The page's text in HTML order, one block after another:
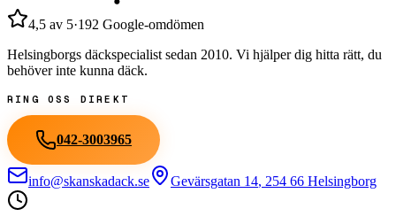
4,5 av 5·192 Google-omdömen
Helsingborgs däckspecialist sedan 2010. Vi hjälper dig hitta rätt, du
behöver inte kunna däck.
RING OSS DIREKT
042-3003965
info@skanskadack.se Gevärsgatan 14, 254 66 Helsingborg